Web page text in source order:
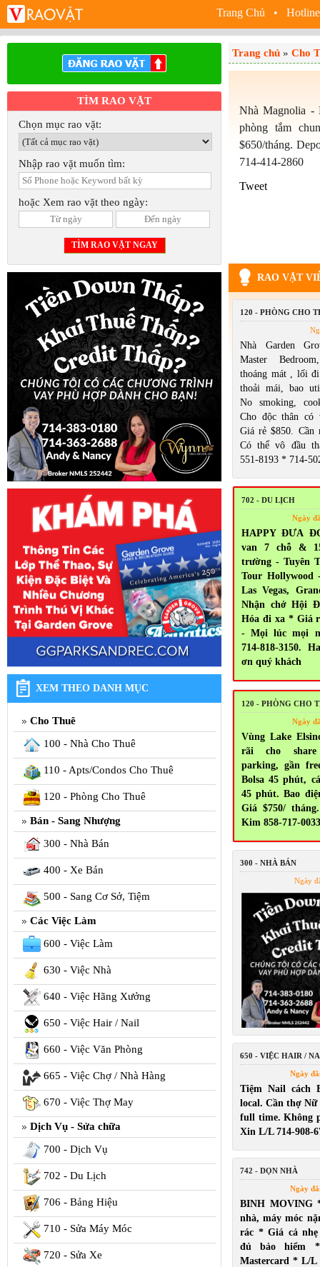
Trang Chủ •
TÌM RAO VẶT
Chọn mục rao vặt:
Nhập rao vặt muốn tìm:
hoặc Xem rao vặt theo ngày:
XEM THEO DANH MỤC
Cho Thuê
100 - Nhà Cho Thuê
110 - Apts/Condos Cho Thuê
120 - Phòng Cho Thuê
Bán - Sang Nhượng
300 - Nhà Bán
400 - Xe Bán
500 - Sang Cơ Sở, Tiệm
Các Việc Làm
600 - Việc Làm
630 - Việc Nhà
640 - Việc Hãng Xưởng
650 - Việc Hair / Nail
660 - Việc Văn Phòng
665 - Việc Chợ / Nhà Hàng
670 - Việc Thợ May
Dịch Vụ - Sửa chữa
700 - Dịch Vụ
702 - Du Lịch
706 - Bảng Hiệu
710 - Sửa Máy Móc
720 - Sửa Xe
Trang chủ » Cho
Nhà Magnolia -
phòng tắm
$650/tháng.
714-414-2860
Tweet
RAO VẶT
120 - PHÒNG CHO
Nhà Garden
Master
thoáng mát , lối
thoải mái, bao
No smoking,
Cho độc thân có
Giá rẻ $850. Cần
Có thể vô đầu
551-8193 * 714-
702 - DU LỊCH
Ngày
HAPPY ĐƯA
van 7 chỗ &
trường - Tuyên
Tour Hollywood
Las Vegas,
Nhận chở Hội
Hóa đi xa * Giá
- Mọi lúc mọi
714-818-3150.
ơn quý khách
120 - PHÒNG CHO
Ngày
Vùng Lake
rãi cho
parking, gần
Bolsa 45 phút,
45 phút. Bao
Giá $750/
Kim 858-717-0033
300 - NHÀ BÁN
Ngày
650 - VIỆC HAIR /
Ngày
Tiệm Nail cách
local. Cần thợ Nữ
full time. Không
Xin L/L 714-908-
742 - DỌN NHÀ
Ngày
BINH MOVING
nhà, máy móc
rác * Giá cả
đủ bảo hiểm *
Mastercard * L/L